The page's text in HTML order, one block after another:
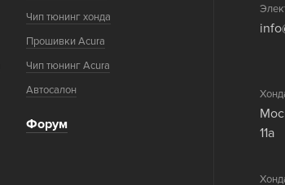
Чип тюнинг хонда
Прошивки Acura
Чип тюнинг Acura
Автосалон
Форум
11а